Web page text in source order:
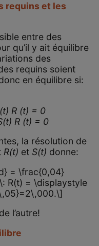
requins et les
entre des
qu’il y ait équilibre
des
requins soient
en équilibre si:
R (t) = 0
R (t) = 0
la résolution de
R(t) et S(t) donne:
= \frac{0,04}
R(t) = \displaystyle
l’autre!